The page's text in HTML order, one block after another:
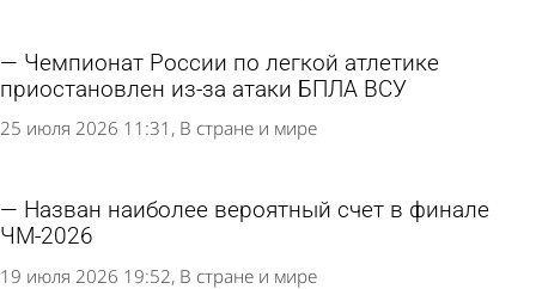
Чемпионат России по легкой атлетике
приостановлен из-за атаки БПЛА ВСУ
25 июля 2026 11:31 В стране и мире
Назван наиболее вероятный счет в финале
ЧМ-2026
19 июля 2026 19:52 В стране и мире